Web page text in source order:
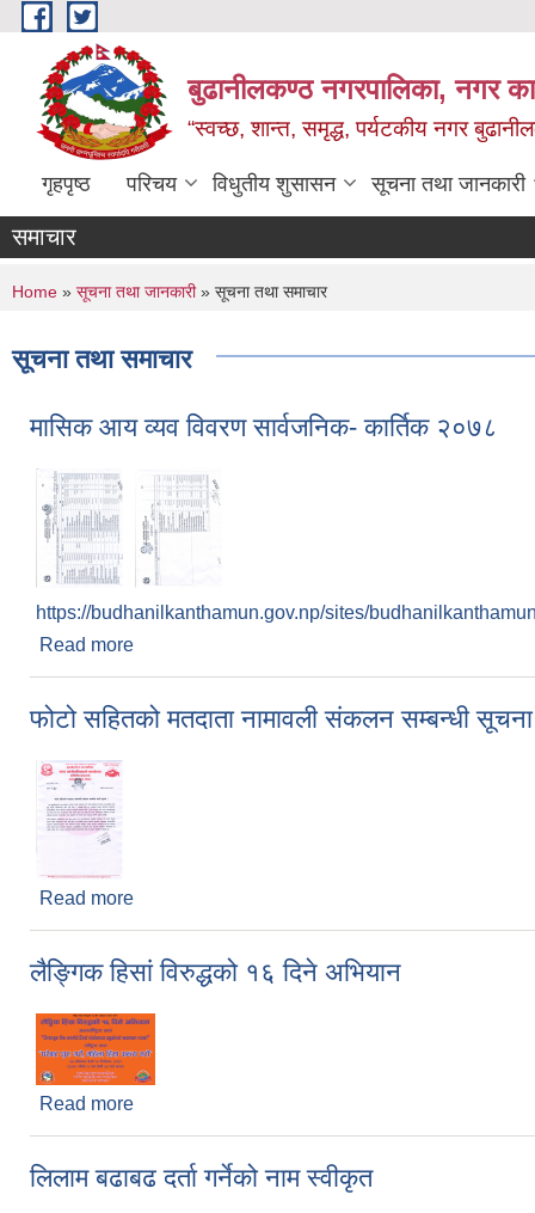
Skip to main content
बुढानीलकण्ठ नगरपालिका, नगर
“स्वच्छ, शान्त, समृद्ध, पर्यटकीय नगर
गृहपृष्ठ परिचय विधुतीय शुसासन सूचना तथा जानकारी
समाचार
You are here
Home » सूचना तथा जानकारी» सूचना तथा समाचार
सूचना तथा समाचार
मासिक आय व्यव विवरण सार्वजनिक- कार्तिक २०७८
https://budhanilkanthamun.gov.np/sites/
Read more
फोटो सहितको मतदाता नामावली संकलन सम्बन्धी
Read more
लैङ्गिक हिसां विरुद्धको १६ दिने अभियान
Read more
लिलाम बढाबढ दर्ता गर्नेको नाम स्वीकृत